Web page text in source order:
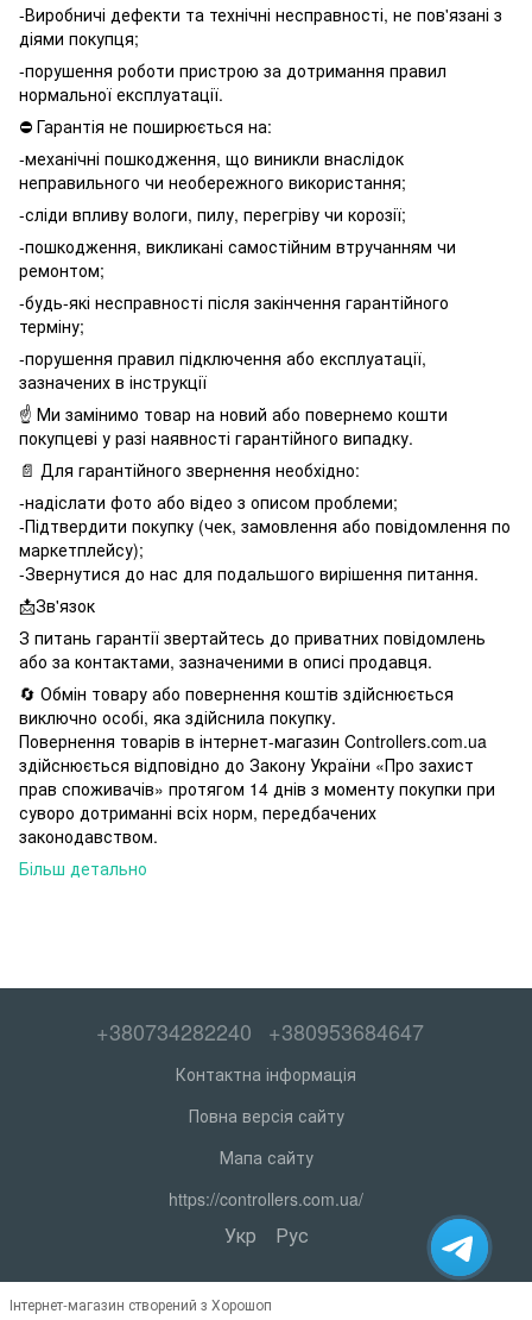
-Виробничі дефекти та технічні несправності, не пов'язані з
діями покупця;
-порушення роботи пристрою за дотримання правил
нормальної експлуатації.
⛔️ Гарантія не поширюється на:
-механічні пошкодження, що виникли внаслідок
неправильного чи необережного використання;
-сліди впливу вологи, пилу, перегріву чи корозії;
-пошкодження, викликані самостійним втручанням чи
ремонтом;
-будь-які несправності після закінчення гарантійного
терміну;
-порушення правил підключення або експлуатації,
зазначених в інструкції
☝️ Ми замінимо товар на новий або повернемо кошти
покупцеві у разі наявності гарантійного випадку.
📄 Для гарантійного звернення необхідно:
-надіслати фото або відео з описом проблеми;
-Підтвердити покупку (чек, замовлення або повідомлення по
маркетплейсу);
-Звернутися до нас для подальшого вирішення питання.
📩Зв'язок
З питань гарантії звертайтесь до приватних повідомлень
або за контактами, зазначеними в описі продавця.
🔄 Обмін товару або повернення коштів здійснюється
виключно особі, яка здійснила покупку.
Повернення товарів в інтернет-магазин Controllers.com.ua
здійснюється відповідно до Закону України «Про захист
прав споживачів» протягом 14 днів з моменту покупки при
суворо дотриманні всіх норм, передбачених
законодавством.
Більш детально
+380734282240 +380953684647
Контактна інформація
Повна версія сайту
Мапа сайту
https://controllers.com.ua/
Укр Рус
Інтернет-магазин створений з Хорошоп